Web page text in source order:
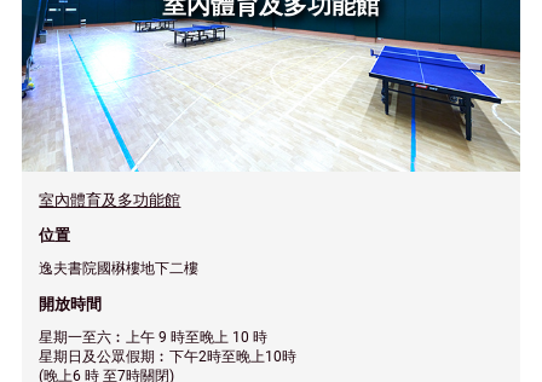
室內體育及多功能館
位置
逸夫書院國楙樓地下二樓
開放時間
星期一至六︰上午 9 時至晚上 10 時
星期日及公眾假期︰下午2時至晚上10時
(晚上6 時 至7時關閉)